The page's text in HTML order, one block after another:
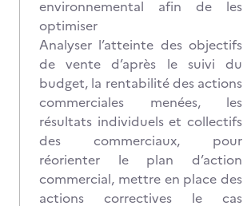
environnemental afin de les
optimiser
Analyser l’atteinte des objectifs
de vente d’après le suivi du
budget, la rentabilité des actions
commerciales menées, les
résultats individuels et collectifs
des commerciaux, pour
réorienter le plan d’action
commercial, mettre en place des
actions correctives le cas